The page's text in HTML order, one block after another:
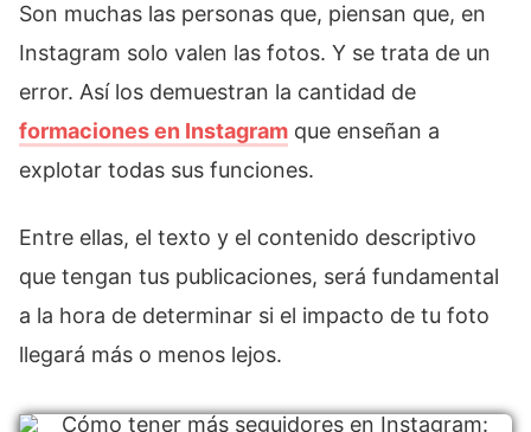
Son muchas las personas que, piensan que, en
Instagram solo valen las fotos. Y se trata de un
error. Así los demuestran la cantidad de
formaciones en Instagram que enseñan a
explotar todas sus funciones.
Entre ellas, el texto y el contenido descriptivo
que tengan tus publicaciones, será fundamental
a la hora de determinar si el impacto de tu foto
llegará más o menos lejos.